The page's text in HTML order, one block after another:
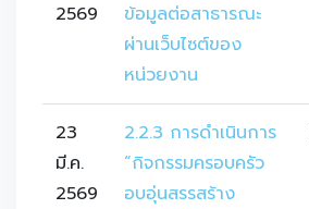
2569
ข้อมูลต่อสาธารณะ
ผ่านเว็บไซต์ของ
หน่วยงาน
23
มี.ค.
2569
2.2.3 การดำเนินการ
“กิจกรรมครอบครัว
อบอุ่นสรรสร้าง